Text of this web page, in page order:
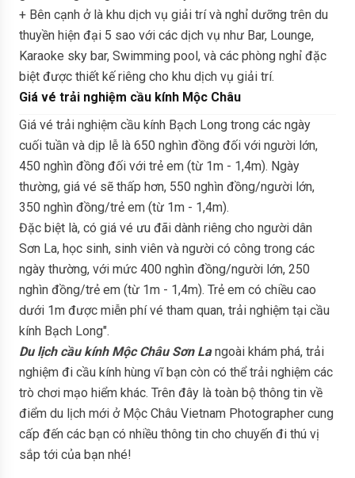
+ Bên cạnh ở là khu dịch vụ giải trí và nghỉ dưỡng trên du
thuyền hiện đại 5 sao với các dịch vụ như Bar, Lounge,
Karaoke sky bar, Swimming pool, và các phòng nghỉ đặc
biệt được thiết kế riêng cho khu dịch vụ giải trí.
Giá vé trải nghiệm cầu kính Mộc Châu
Giá vé trải nghiệm cầu kính Bạch Long trong các ngày
cuối tuần và dịp lễ là 650 nghìn đồng đối với người lớn,
450 nghìn đồng đối với trẻ em (từ 1m - 1,4m). Ngày
thường, giá vé sẽ thấp hơn, 550 nghìn đồng/người lớn,
350 nghìn đồng/trẻ em (từ 1m - 1,4m).
Đặc biệt là, có giá vé ưu đãi dành riêng cho người dân
Sơn La, học sinh, sinh viên và người có công trong các
ngày thường, với mức 400 nghìn đồng/người lớn, 250
nghìn đồng/trẻ em (từ 1m - 1,4m). Trẻ em có chiều cao
dưới 1m được miễn phí vé tham quan, trải nghiệm tại cầu
kính Bạch Long".
Du lịch cầu kính Mộc Châu Sơn Langoài khám phá, trải
nghiệm đi cầu kính hùng vĩ bạn còn có thể trải nghiệm các
trò chơi mạo hiểm khác. Trên đây là toàn bộ thông tin về
điểm du lịch mới ở Mộc Châu Vietnam Photographer cung
cấp đến các bạn có nhiều thông tin cho chuyến đi thú vị
sắp tới của bạn nhé!